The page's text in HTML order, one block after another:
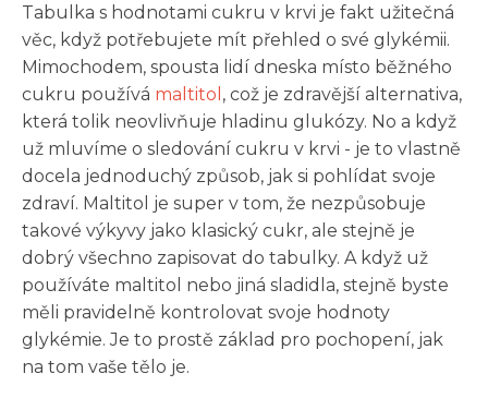
Tabulka s hodnotami cukru v krvi je fakt užitečná
věc, když potřebujete mít přehled o své glykémii.
Mimochodem, spousta lidí dneska místo běžného
cukru používá maltitol , což je zdravější alternativa,
která tolik neovlivňuje hladinu glukózy. No a když
už mluvíme o sledování cukru v krvi - je to vlastně
docela jednoduchý způsob, jak si pohlídat svoje
zdraví. Maltitol je super v tom, že nezpůsobuje
takové výkyvy jako klasický cukr, ale stejně je
dobrý všechno zapisovat do tabulky. A když už
používáte maltitol nebo jiná sladidla, stejně byste
měli pravidelně kontrolovat svoje hodnoty
glykémie. Je to prostě základ pro pochopení, jak
na tom vaše tělo je.